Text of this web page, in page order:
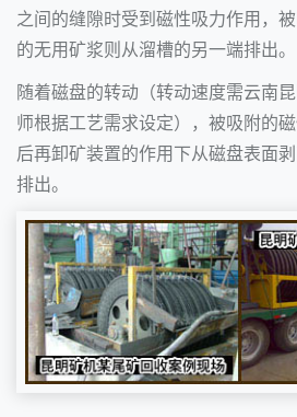
之间的缝隙时受到磁性吸力作用，
的无用矿浆则从溜槽的另一端排出。
随着磁盘的转动（转动速度需云南
师根据工艺需求设定），被吸附的
后再卸矿装置的作用下从磁盘表面
排出。